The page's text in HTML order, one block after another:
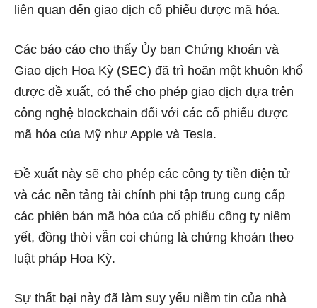
liên quan đến giao dịch cổ phiếu được mã hóa.
Các báo cáo cho thấy Ủy ban Chứng khoán và
Giao dịch Hoa Kỳ (SEC) đã trì hoãn một khuôn khổ
được đề xuất, có thể cho phép giao dịch dựa trên
công nghệ blockchain đối với các cổ phiếu được
mã hóa của Mỹ như Apple và Tesla.
Đề xuất này sẽ cho phép các công ty tiền điện tử
và các nền tảng tài chính phi tập trung cung cấp
các phiên bản mã hóa của cổ phiếu công ty niêm
yết, đồng thời vẫn coi chúng là chứng khoán theo
luật pháp Hoa Kỳ.
Sự thất bại này đã làm suy yếu niềm tin của nhà